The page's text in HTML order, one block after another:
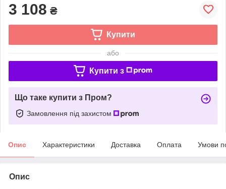
3 108 ₴
Купити
або
Купити з
Що таке купити з Пром?
Замовлення під захистом
Опис Характеристики Доставка Оплата Умови
Опис